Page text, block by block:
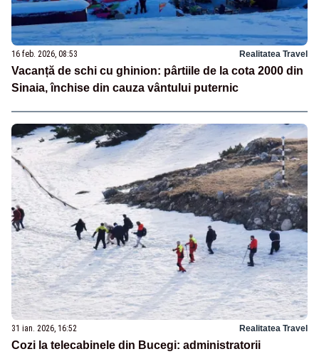
16 feb. 2026, 08:53 Realitatea Travel
Vacanță de schi cu ghinion: pârtiile de la cota 2000 din
Sinaia, închise din cauza vântului puternic
31 ian. 2026, 16:52 Realitatea Travel
Cozi la telecabinele din Bucegi: administratorii